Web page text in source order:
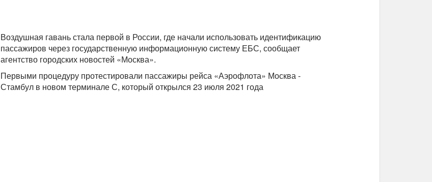
Воздушная гавань стала первой в России, где начали использовать идентификацию
пассажиров через государственную информационную систему ЕБС, сообщает
агентство городских новостей «Москва».
Первыми процедуру протестировали пассажиры рейса «Аэрофлота» Москва -
Стамбул в новом терминале С, который открылся 23 июля 2021 года